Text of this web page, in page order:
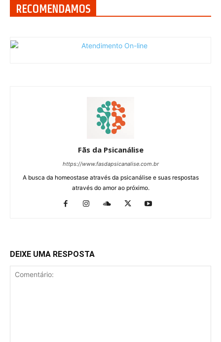
RECOMENDAMOS
Fãs da Psicanálise
https://www.fasdapsicanalise.com.br
A busca da homeostase através da psicanálise e suas respostas
através do amor ao próximo.
DEIXE UMA RESPOSTA